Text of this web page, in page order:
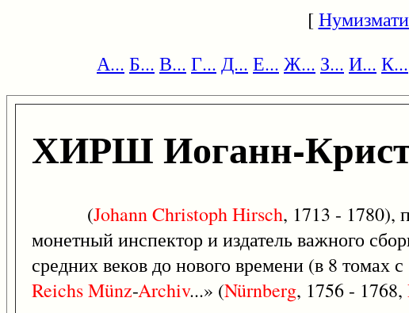
[
А... Б... В... Г... Д... Е... Ж... З... И... К...
ХИРШ Иоганн-
(JohannChristophHirsch, 1713 - 1780),
монетный инспектор и издатель важного
средних веков до нового времени (в 8 томах
ReichsMünz-Archiv...» (Nürnberg, 1756 - 1768,